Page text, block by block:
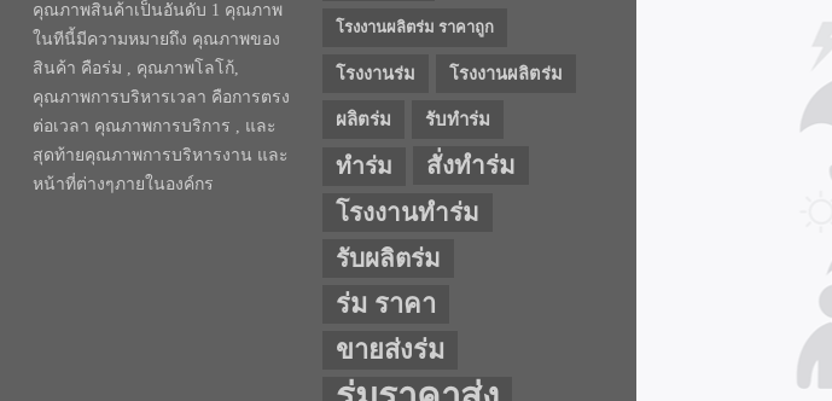
คุณภาพสินค้าเป็นอันดับ 1 คุณภาพ
ในทีนี้มีความหมายถึง คุณภาพของ
สินค้า คือร่ม , คุณภาพโลโก้,
คุณภาพการบริหารเวลา คือการตรง
ต่อเวลา คุณภาพการบริการ , และ
สุดท้ายคุณภาพการบริหารงาน และ
หน้าที่ต่างๆภายในองค์กร
โรงงานผลิตร่ม ราคาถูก
โรงงานร่ม โรงงานผลิตร่ม
ผลิตร่ม รับทำร่ม
ทำร่ม
สั่งทำร่ม
โรงงานทำร่ม
รับผลิตร่ม
ร่ม ราคา
ขายส่งร่ม